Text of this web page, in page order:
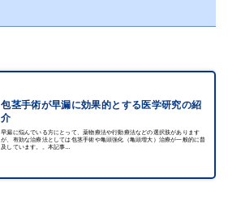
包茎手術が早漏に効果的とする医学研究の紹
介
早漏に悩んでいる方にとって、薬物療法や行動療法などの選択肢があります
が、有効な治療法としては包茎手術や亀頭強化（亀頭増大）治療が一般的に普
及しています。。本記事…